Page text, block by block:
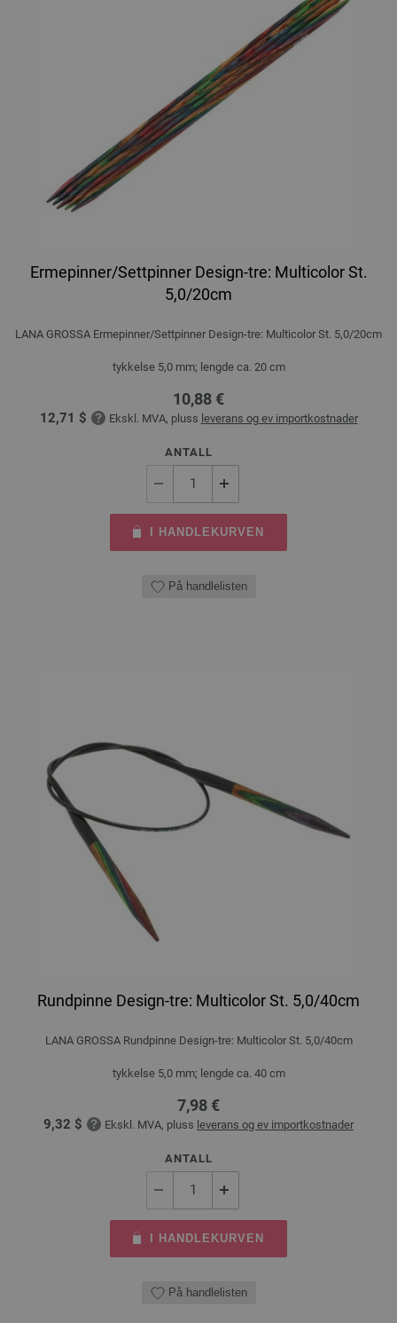
Ermepinner/Settpinner Design-tre: Multicolor St.
5,0/20cm
LANA GROSSA Ermepinner/Settpinner Design-tre: Multicolor St. 5,0/20cm
tykkelse 5,0 mm; lengde ca. 20 cm
10,88 €
12,71 $ Ekskl. MVA, pluss leverans og ev importkostnader
ANTALL
I HANDLEKURVEN
På handlelisten
Rundpinne Design-tre: Multicolor St. 5,0/40cm
LANA GROSSA Rundpinne Design-tre: Multicolor St. 5,0/40cm
tykkelse 5,0 mm; lengde ca. 40 cm
7,98 €
9,32 $ Ekskl. MVA, pluss leverans og ev importkostnader
ANTALL
I HANDLEKURVEN
På handlelisten